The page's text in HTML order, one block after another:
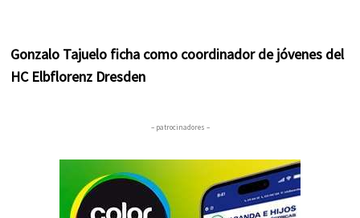
Gonzalo Tajuelo ficha como coordinador de jóvenes del
HC Elbflorenz Dresden
– patrocinadores –